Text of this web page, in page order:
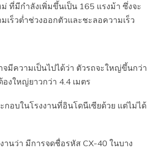
ที่มีกำลังเพิ่มขึ้นเป็น 165 แรงม้า ซึ่งจะ
ร็วต่ำช่วงออกตัวและชะลอความเร็ว
จมีความเป็นไปได้ว่า ตัวรถจะใหญ่ขึ้นกว่า
งใหญ่ยาวกว่า 4.4 เมตร
กอบในโรงงานที่อินโดนีเซียด้วย แต่ไม่ได้
นว่า มีการจดชื่อรหัส CX-40 ในบาง